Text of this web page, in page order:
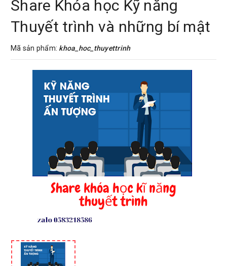
Share Khóa học Kỹ năng
Thuyết trình và những bí mật
Mã sản phẩm: khoa_hoc_thuyettrinh